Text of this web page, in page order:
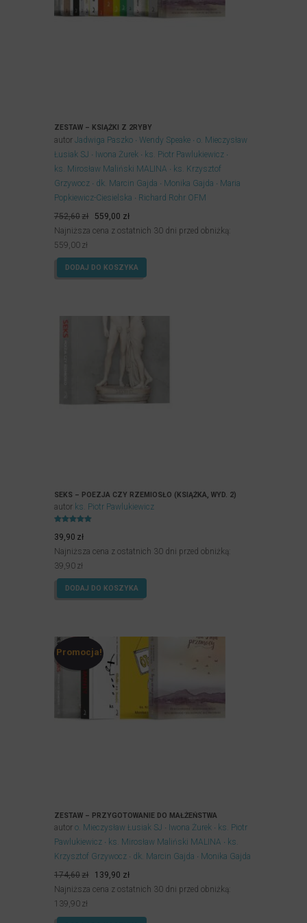
ZESTAW – KSIĄŻKI Z 2RYBY
autor Jadwiga Paszko Wendy Speake
o. Mieczysław
Łusiak SJ
Iwona Żurek
ks. Piotr Pawlukiewicz
ks. Mirosław Maliński MALINA
ks. Krzysztof
Grzywocz
dk. Marcin Gajda Monika Gajda
Maria
Popkiewicz-Ciesielska
Richard Rohr OFM
752,60zł
Pierwotna
cena
752,60zł.
559,00 złAktualna
cena
559,00zł.
Najniższa cena z ostatnich 30 dni przed obniżką:
559,00 zł
DODAJ DO KOSZYKA
SEKS – POEZJA CZY RZEMIOSŁO (KSIĄŻKA, WYD. 2)
autor ks. Piotr Pawlukiewicz
4.93
na 5.
39,90 zł
Najniższa cena z ostatnich 30 dni przed obniżką:
39,90 zł
DODAJ DO KOSZYKA
Promocja!
ZESTAW – PRZYGOTOWANIE DO MAŁŻEŃSTWA
autor o. Mieczysław Łusiak SJ Iwona Żurek
ks. Piotr
Pawlukiewicz
ks. Mirosław Maliński MALINA
ks.
Krzysztof Grzywocz
dk. Marcin Gajda
Monika Gajda
174,60zł
Pierwotna
cena
174,60zł.
139,90 złAktualna
cena
139,90zł.
Najniższa cena z ostatnich 30 dni przed obniżką:
139,90 zł